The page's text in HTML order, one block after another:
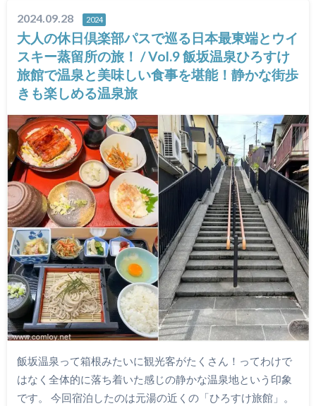
2024.09.28 2024
大人の休日倶楽部パスで巡る日本最東端とウイ
スキー蒸留所の旅！ / Vol.9 飯坂温泉ひろすけ
旅館で温泉と美味しい食事を堪能！静かな街歩
きも楽しめる温泉旅
飯坂温泉って箱根みたいに観光客がたくさん！ってわけで
はなく全体的に落ち着いた感じの静かな温泉地という印象
です。 今回宿泊したのは元湯の近くの「ひろすけ旅館」。